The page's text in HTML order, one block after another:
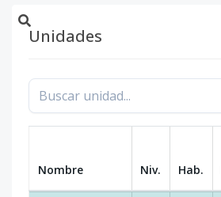
Unidades
Nombre Niv. Hab.